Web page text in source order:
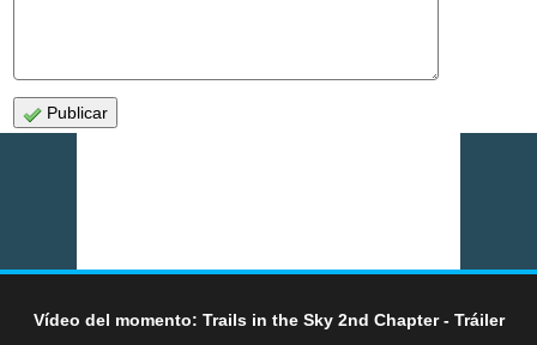
Publicar
Vídeo del momento: Trails in the Sky 2nd Chapter - Tráiler